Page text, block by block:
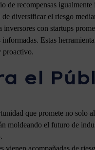
de recompensas
diversificar el riesgo
con startups
Estas
proactivo.
el
que promete no solo
moldeando el futuro de
vienen acompañadas de